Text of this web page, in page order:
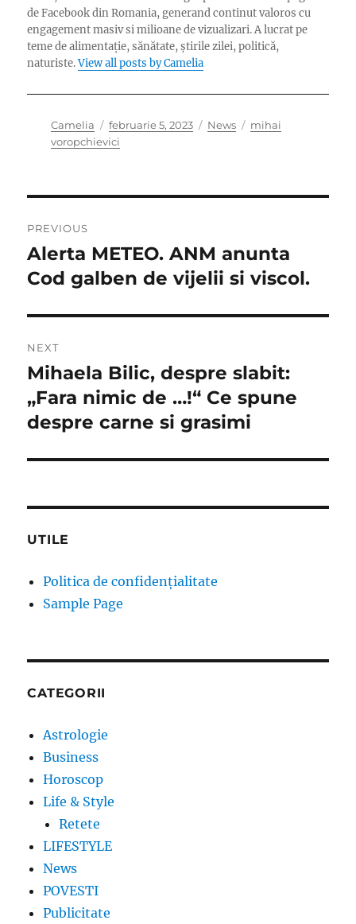
de Facebook din Romania, generand continut valoros cu
engagement masiv si milioane de vizualizari. A lucrat pe
teme de alimentație, sănătate, știrile zilei, politică,
naturiste.View all posts by Camelia
Author
Camelia
Posted
on
februarie 5, 2023 Categories
News Tags
mihai
voropchievici
în
articole
PREVIOUS
Previous
post:
Alerta METEO. ANM anunta
Cod galben de vijelii si viscol.
NEXT
Next
post:
Mihaela Bilic, despre slabit:
„Fara nimic de …!“ Ce spune
despre carne si grasimi
UTILE
Politica de confidențialitate
Sample Page
CATEGORII
Astrologie
Business
Horoscop
Life & Style
Retete
LIFESTYLE
News
POVESTI
Publicitate